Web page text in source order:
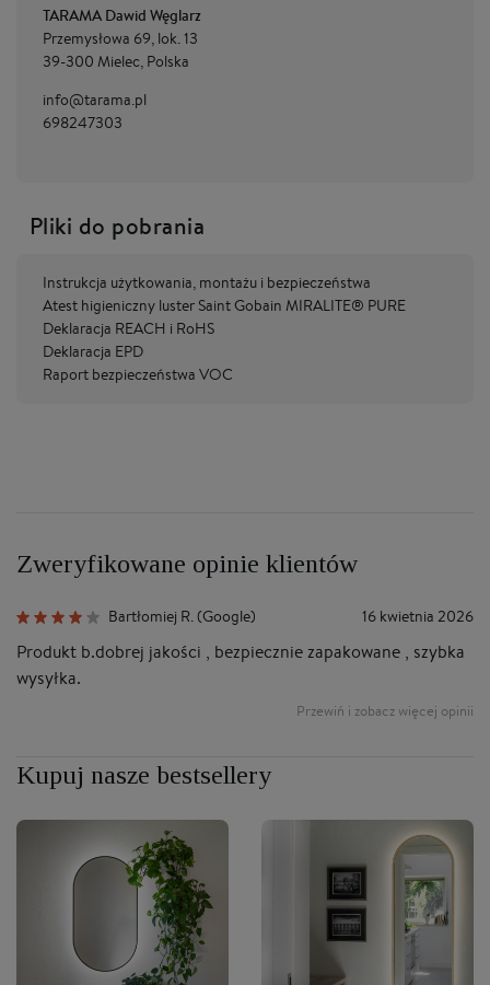
TARAMA Dawid Węglarz
Przemysłowa 69, lok. 13
39-300 Mielec, Polska
info@tarama.pl
698247303
Pliki do pobrania
Instrukcja użytkowania, montażu i bezpieczeństwa
Atest higieniczny luster Saint Gobain MIRALITE® PURE
Deklaracja REACH i RoHS
Deklaracja EPD
Raport bezpieczeństwa VOC
Zweryfikowane opinie klientów
Bartłomiej R. (Google) 16 kwietnia 2026
Produkt b.dobrej jakości , bezpiecznie zapakowane , szybka
wysyłka.
Przewiń i zobacz więcej opinii
Kupuj nasze bestsellery